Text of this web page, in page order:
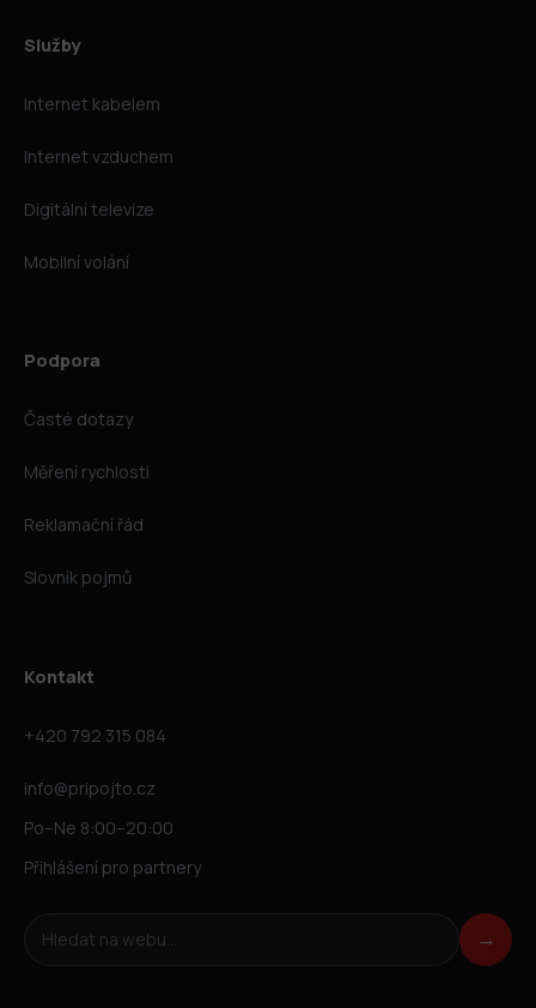
Služby
Internet kabelem
Internet vzduchem
Digitální televize
Mobilní volání
Podpora
Časté dotazy
Měření rychlosti
Reklamační řád
Slovník pojmů
Kontakt
+420 792 315 084
info@pripojto.cz
Po–Ne 8:00–20:00
Přihlášení pro partnery
Hledat na webu →